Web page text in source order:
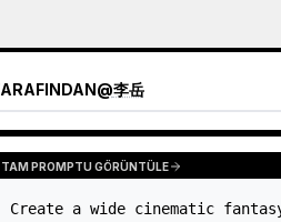
@李岳
TAM PROMPTU GÖRÜNTÜLE
Create a wide cinematic